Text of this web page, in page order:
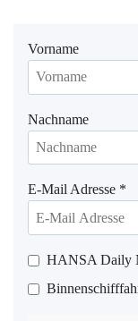
Vorname
Nachname
E-Mail Adresse *
HANSA Daily